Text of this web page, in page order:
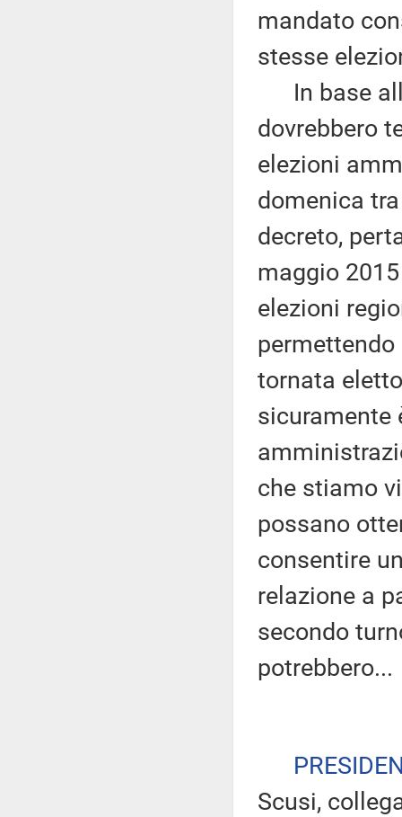
mandato
stesse
In base
dovrebbero
elezioni
domenica
decreto,
maggio
elezioni
tornata
sicuramente
che stiamo
possano
consentire
relazione a
secondo
potrebbero...
Scusi,